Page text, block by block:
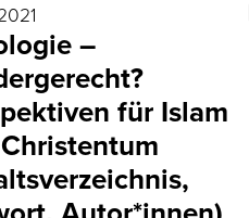
–
für Islam